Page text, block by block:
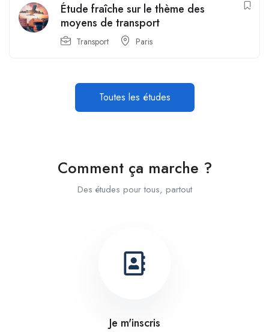
Étude fraîche sur le thème des
moyens de transport
Transport Paris
Toutes les études
Comment ça marche ?
Des études pour tous, partout
Je m'inscris